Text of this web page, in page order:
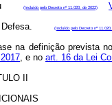
ou
(Incluído pelo Decreto nº 11.020, de 2022)
da Defesa.
(Incluído pelo Decreto nº
na definição prevista
, e no art. 16 da Lei
II